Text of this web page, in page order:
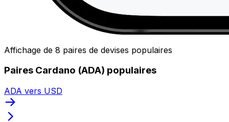
Affichage de 8 paires de devises populaires
Paires Cardano (ADA) populaires
ADA vers USD